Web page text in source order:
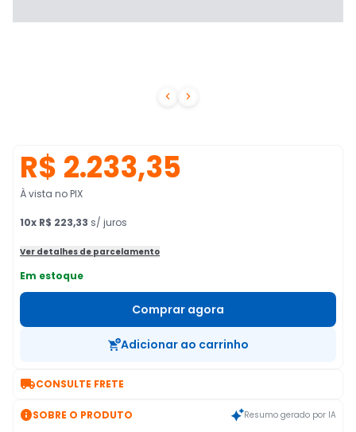
 
R$ 2.233,35
À vista no PIX
10x R$ 223,33 s/ juros
Ver detalhes de parcelamento
Em estoque
Comprar agora
Adicionar ao carrinho
CONSULTE FRETE
SOBRE O PRODUTO Resumo gerado por IA